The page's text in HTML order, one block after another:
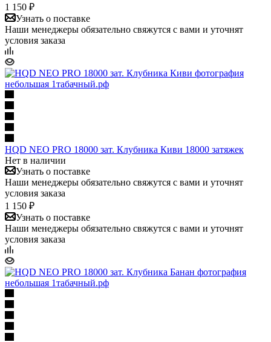
1 150 ₽
Узнать о поставке
Наши менеджеры обязательно свяжутся с вами и уточнят
условия заказа
HQD NEO PRO 18000 зат. Клубника Киви 18000 затяжек
Нет в наличии
Узнать о поставке
Наши менеджеры обязательно свяжутся с вами и уточнят
условия заказа
1 150 ₽
Узнать о поставке
Наши менеджеры обязательно свяжутся с вами и уточнят
условия заказа